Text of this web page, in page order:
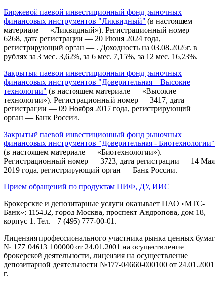
Биржевой паевой инвестиционный фонд рыночных
финансовых инструментов "Ликвидный" (в настоящем
материале — «Ликвидный»). Регистрационный номер —
6268, дата регистрации — 20 Июня 2024 года,
регистрирующий орган — . Доходность на 03.08.2026г. в
рублях за 3 мес. 3,62%, за 6 мес. 7,15%, за 12 мес. 16,23%.
Закрытый паевой инвестиционный фонд рыночных
финансовых инструментов "Доверительная – Высокие
технологии" (в настоящем материале — «Высокие
технологии»). Регистрационный номер — 3417, дата
регистрации — 09 Ноября 2017 года, регистрирующий
орган — Банк России.
Закрытый паевой инвестиционный фонд рыночных
финансовых инструментов "Доверительная - Биотехнологии"
(в настоящем материале — «Биотехнологии»).
Регистрационный номер — 3723, дата регистрации — 14 Мая
2019 года, регистрирующий орган — Банк России.
Прием обращений по продуктам ПИФ, ДУ, ИИС
Брокерские и депозитарные услуги оказывает ПАО «МТС-
Банк»: 115432, город Москва, проспект Андропова, дом 18,
корпус 1. Тел. +7 (495) 777-00-01.
Лицензия профессионального участника рынка ценных бумаг
№ 177-04613-100000 от 24.01.2001 на осуществление
брокерской деятельности, лицензия на осуществление
депозитарной деятельности №177-04660-000100 от 24.01.2001
г.